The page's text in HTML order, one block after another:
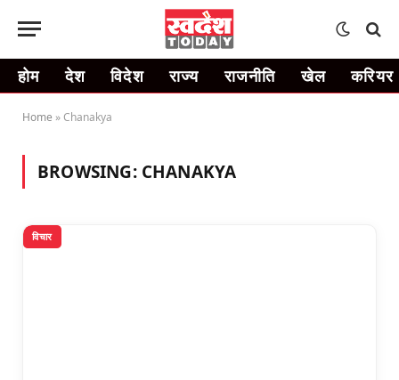
होम देश विदेश राज्य राजनीति खेल करियर
Home »Chanakya
BROWSING: CHANAKYA
विचार